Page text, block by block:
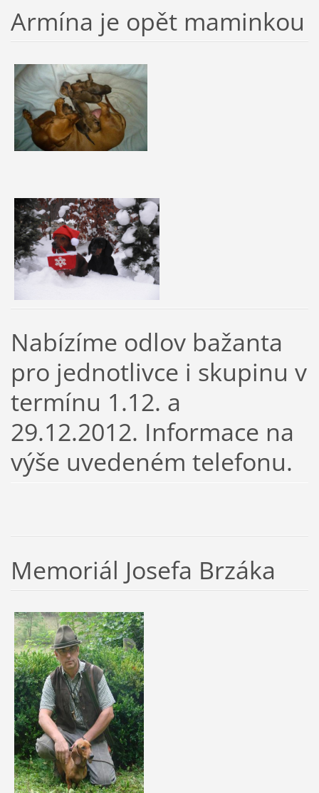
Armína je opět maminkou
Nabízíme odlov bažanta
pro jednotlivce i skupinu v
termínu 1.12. a
29.12.2012. Informace na
výše uvedeném telefonu.
Memoriál Josefa Brzáka